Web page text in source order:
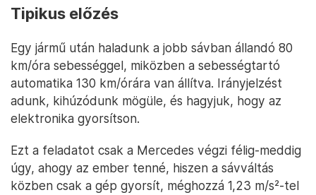
Tipikus előzés
Egy jármű után haladunk a jobb sávban állandó 80
km/óra sebességgel, miközben a sebességtartó
automatika 130 km/órára van állítva. Irányjelzést
adunk, kihúzódunk mögüle, és hagyjuk, hogy az
elektronika gyorsítson.
Ezt a feladatot csak a Mercedes végzi félig-meddig
úgy, ahogy az ember tenné, hiszen a sávváltás
közben csak a gép gyorsít, méghozzá 1,23 m/s²-tel